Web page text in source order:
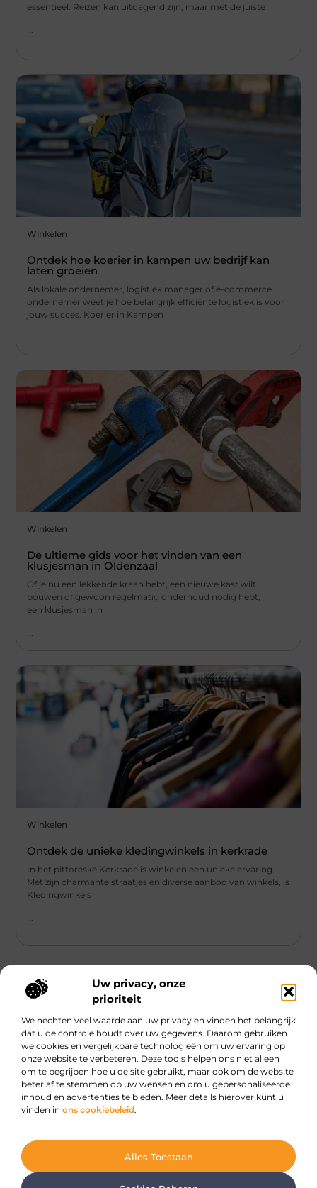
Uw privacy, onze
prioriteit
We hechten veel waarde aan uw privacy en vinden het belangrijk
dat u de controle houdt over uw gegevens. Daarom gebruiken
we cookies en vergelijkbare technologieën om uw ervaring op
onze website te verbeteren. Deze tools helpen ons niet alleen
om te begrijpen hoe u de site gebruikt, maar ook om de website
beter af te stemmen op uw wensen en om u gepersonaliseerde
inhoud en advertenties te bieden. Meer details hierover kunt u
vinden in ons cookiebeleid.
Alles Toestaan
essentieel. Reizen kan uitdagend zijn, maar met de juiste
Winkelen
Ontdek hoe koerier in kampen uw bedrijf kan
laten groeien
Als lokale ondernemer, logistiek manager of e-commerce
ondernemer weet je hoe belangrijk efficiënte logistiek is voor
jouw succes. Koerier in Kampen
...
Winkelen
De ultieme gids voor het vinden van een
klusjesman in Oldenzaal
Of je nu een lekkende kraan hebt, een nieuwe kast wilt
bouwen of gewoon regelmatig onderhoud nodig hebt,
een klusjesman in
Winkelen
Ontdek de unieke kledingwinkels in kerkrade
In het pittoreske Kerkrade is winkelen een unieke ervaring.
Met zijn charmante straatjes en diverse aanbod van winkels, is
Kledingwinkels
...
Main Links
Dagelijkse verhalen, oneindige inspiratie.
@2025 All Right Reserved. Design bywww.dewarebirmaan.nl.